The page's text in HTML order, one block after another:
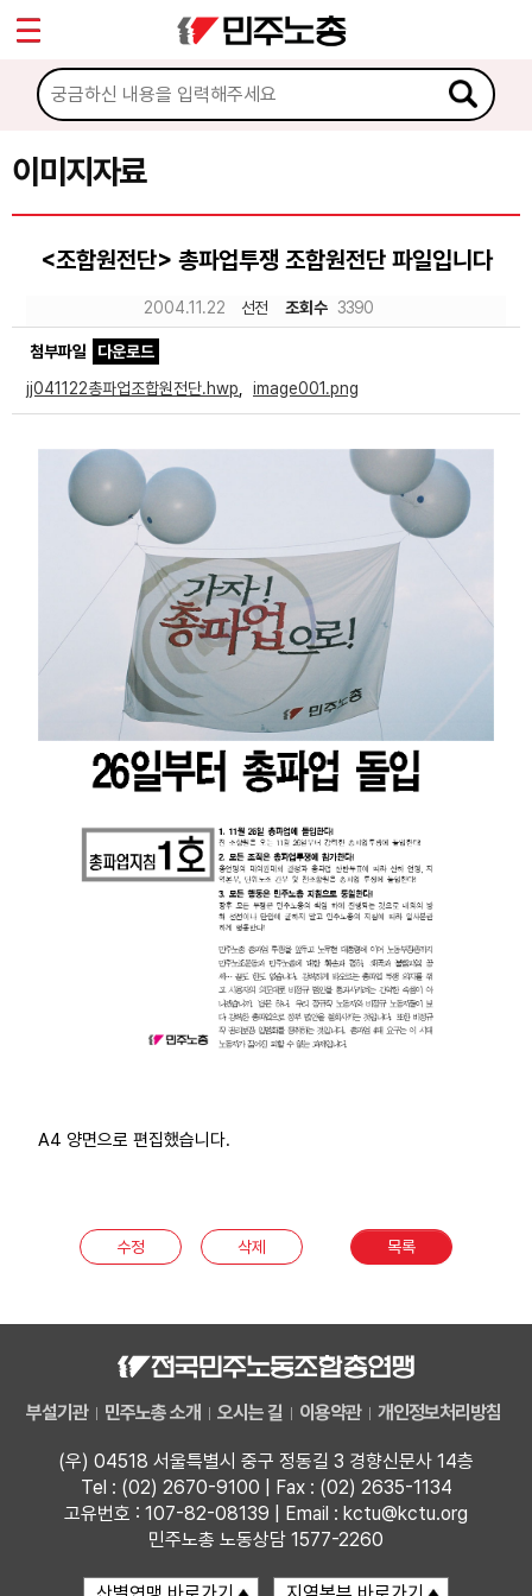
이미지자료
<조합원전단> 총파업투쟁 조합원전단 파일입니다
2004.11.22 선전 조회수 3390
첨부파일
다운로드
jj041122총파업조합원전단.hwp
image001.png
A4 양면으로 편집했습니다.
수정 삭제 목록
부설기관 민주노총 소개 오시는 길 이용약관 개인정보처리방침
(우) 04518 서울특별시 중구 정동길 3 경향신문사 14층
Tel : (02) 2670-9100 | Fax : (02) 2635-1134
고유번호 : 107-82-08139 | Email : kctu@kctu.org
민주노총 노동상담 1577-2260
마이페이지
소개
소식
문서자료
미디어자료
카드뉴스
Sketchbook5, 스케치북5
Sketchbook5, 스케치북5